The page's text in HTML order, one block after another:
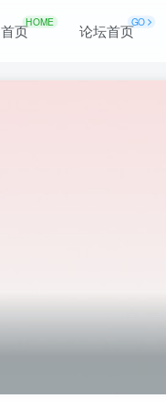
首页HOME 论坛首页GO